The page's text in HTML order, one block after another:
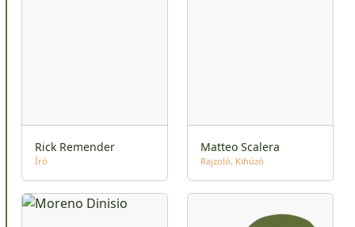
Rick Remender
Író
Matteo Scalera
Rajzoló Kihúzó